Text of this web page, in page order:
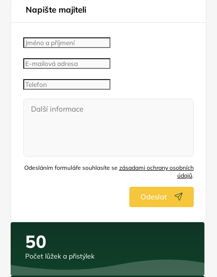
Napište majiteli
Odesláním formuláře souhlasíte se zásadami ochrany osobních
údajů.
Odeslat
50
Počet lůžek a přistýlek